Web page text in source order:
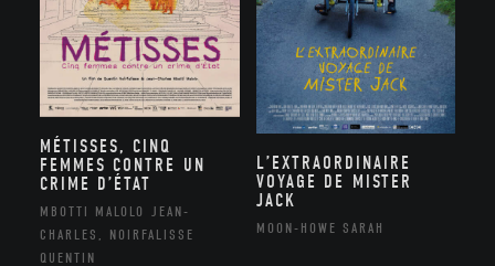
MÉTISSES, CINQ
FEMMES CONTRE UN
CRIME D’ÉTAT
MBOTTI MALOLO JEAN-
CHARLES, NOIRFALISSE
QUENTIN
L’EXTRAORDINAIRE
VOYAGE DE MISTER
JACK
MOON-HOWE SARAH